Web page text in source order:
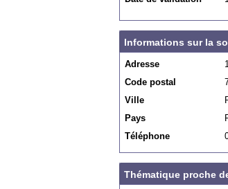
Informations sur la
Adresse
Code postal
Ville
Pays
Téléphone
Thématique proche